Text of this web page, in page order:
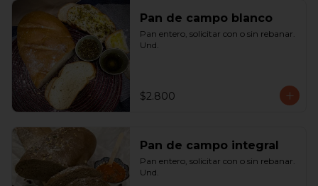
Pan de campo blanco
Pan entero, solicitar con o sin rebanar.
Und.
$2.800
Pan de campo integral
Pan entero, solicitar con o sin rebanar.
Und.